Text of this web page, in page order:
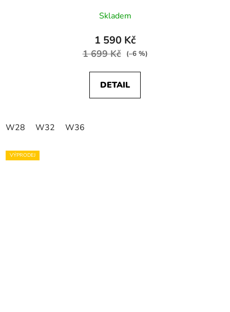
Skladem
1 590 Kč
1 699 Kč (–6 %)
DETAIL
W28 W32 W36
VÝPRODEJ